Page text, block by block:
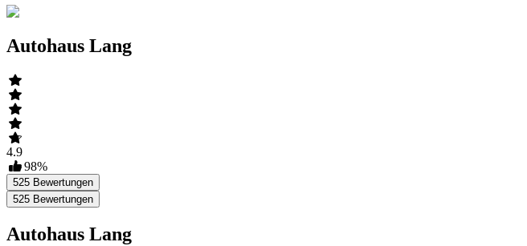
Autohaus Lang
4.9
98%
525 Bewertungen
525 Bewertungen
Autohaus Lang